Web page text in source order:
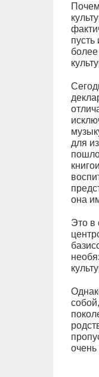
для
она
Это в
очень